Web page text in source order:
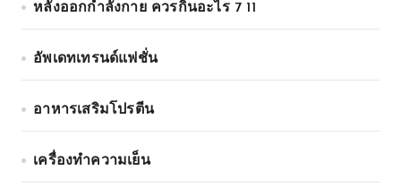
หลังออกกําลังกาย ควรกินอะไร 7 11
อัพเดทเทรนด์แฟชั่น
อาหารเสริมโปรตีน
เครื่องทำความเย็น